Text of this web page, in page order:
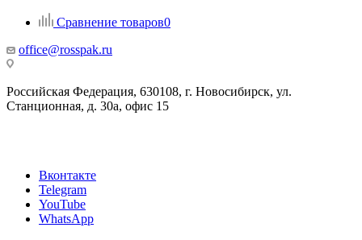
Сравнение товаров0
office@rosspak.ru
Российская Федерация, 630108, г. Новосибирск, ул.
Станционная, д. 30а, офис 15
Вконтакте
Telegram
YouTube
WhatsApp